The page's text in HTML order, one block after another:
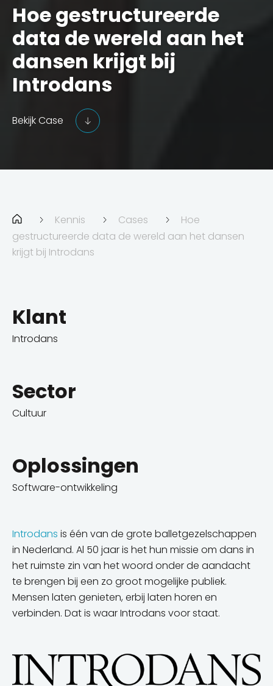
Hoe gestructureerde
data de wereld aan het
dansen krijgt bij
Introdans
Bekijk Case
Kennis Cases
Hoe
gestructureerde data de wereld aan het dansen
krijgt bij Introdans
Klant
Introdans
Sector
Cultuur
Oplossingen
Software-ontwikkeling
Introdans is één van de grote balletgezelschappen
in Nederland. Al 50 jaar is het hun missie om dans in
het ruimste zin van het woord onder de aandacht
te brengen bij een zo groot mogelijke publiek.
Mensen laten genieten, erbij laten horen en
verbinden. Dat is waar Introdans voor staat.